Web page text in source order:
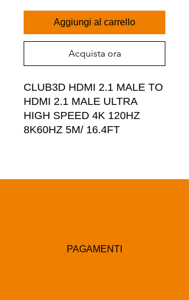
Aggiungi al carrello
Acquista ora
CLUB3D HDMI 2.1 MALE TO
HDMI 2.1 MALE ULTRA
HIGH SPEED 4K 120HZ
8K60HZ 5M/ 16.4FT
PAGAMENTI